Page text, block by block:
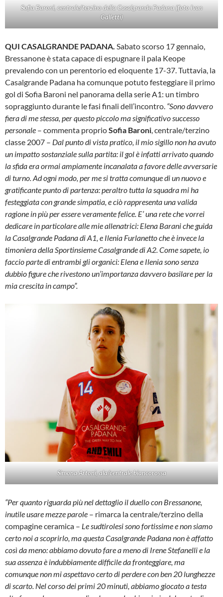
Sofia Baroni, centrale/terzino della Casalgrande Padana (foto Ivan
Galletti)
QUI CASALGRANDE PADANA. Sabato scorso 17 gennaio,
Bressanone è stata capace di espugnare il pala Keope
prevalendo con un perentorio ed eloquente 17-37. Tuttavia, la
Casalgrande Padana ha comunque potuto festeggiare il primo
gol di Sofia Baroni nel panorama della serie A1: un timbro
sopraggiunto durante le fasi finali dell’incontro. “Sono davvero
fiera di me stessa, per questo piccolo ma significativo successo
personale – commenta proprioSofia Baroni, centrale/terzino
classe 2007 – Dal punto di vista pratico, il mio sigillo non ha avuto
un impatto sostanziale sulla partita: il gol è infatti arrivato quando
la sfida era ormai ampiamente incanalata a favore delle avversarie
di turno. Ad ogni modo, per me si tratta comunque di un nuovo e
gratificante punto di partenza: peraltro tutta la squadra mi ha
festeggiata con grande simpatia, e ciò rappresenta una valida
ragione in più per essere veramente felice. E’ una rete che vorrei
dedicare in particolare alle mie allenatrici: Elena Barani che guida
la Casalgrande Padana di A1, e Ilenia Furlanetto che è invece la
timoniera della Sportinsieme Casalgrande di A2. Come sapete, io
faccio parte di entrambi gli organici: Elena e Ilenia sono senza
dubbio figure che rivestono un’importanza davvero basilare per la
mia crescita in campo”.
Simona Artoni, ala/centrale biancorossa
“Per quanto riguarda più nel dettaglio il duello con Bressanone,
inutile usare mezze parole – rimarca la centrale/terzino della
compagine ceramica – Le sudtirolesi sono fortissime e non siamo
certo noi a scoprirlo, ma questa Casalgrande Padana non è affatto
così da meno: abbiamo dovuto fare a meno di Irene Stefanelli e la
sua assenza è indubbiamente difficile da fronteggiare, ma
comunque non mi aspettavo certo di perdere con ben 20 lunghezze
di scarto. Nel corso dei primi 20 minuti, abbiamo giocato a testa